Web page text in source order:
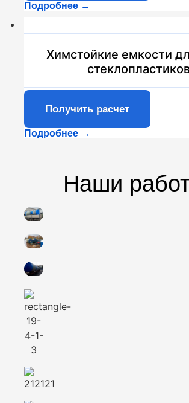
Подробнее →
Химстойкие емкости
Получить расчет
Подробнее →
Наши